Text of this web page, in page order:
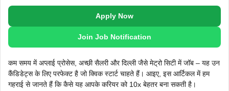
Apply Now
Join Job Notification
कम समय में अप्लाई प्रोसेस, अच्छी सैलरी और दिल्ली जैसे मेट्रो सिटी में जॉब – यह उन
कैंडिडेट्स के लिए परफेक्ट है जो क्विक स्टार्ट चाहते हैं। आइए, इस आर्टिकल में हम
गहराई से जानते हैं कि कैसे यह आपके करियर को 10x बेहतर बना सकती है।